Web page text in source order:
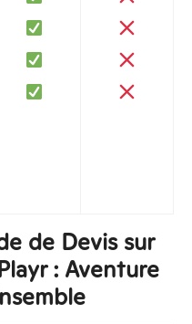
de Devis sur
: Aventure